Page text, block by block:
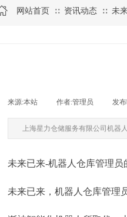
网站首页 ∷ 资讯动态 ∷ 未
来源:本站 作者:管理员 发
上海星力仓储服务有限公司机器
未来已来-机器人仓库管理员
未来已来，机器人仓库管理